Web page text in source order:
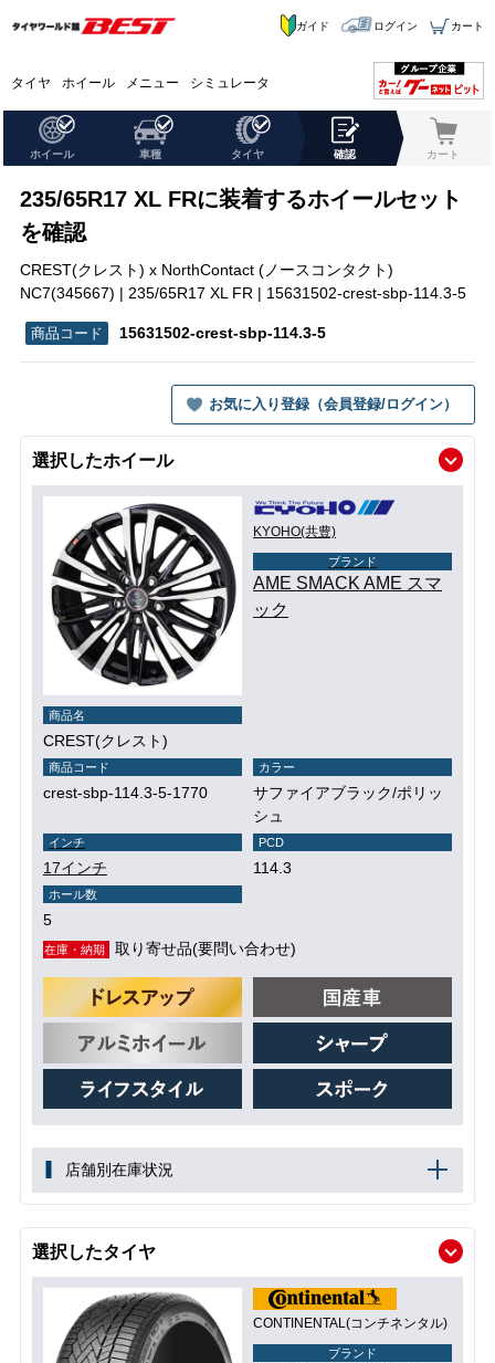
タイヤ ホイール メニュー シミュレータ
ガイド ログイン カート
ホイール 車種 タイヤ 確認 カート
235/65R17 XL FRに装着するホイールセット
を確認
CREST(クレスト) x NorthContact (ノースコンタクト)
NC7(345667) | 235/65R17 XL FR | 15631502-crest-sbp-114.3-5
15631502-crest-sbp-114.3-5
お気に入り登録（会員登録/ログイン）
選択したホイール
KYOHO(共豊)
ブランド
AME SMACK AME スマ
ック
商品名
CREST(クレスト)
商品コード
crest-sbp-114.3-5-1770
カラー
サファイアブラック/ポリッ
シュ
インチ
17インチ
PCD
114.3
ホール数
5
在庫・納期 取り寄せ品(要問い合わせ)
店舗別在庫状況
選択したタイヤ
CONTINENTAL(コンチネンタル)
ブランド